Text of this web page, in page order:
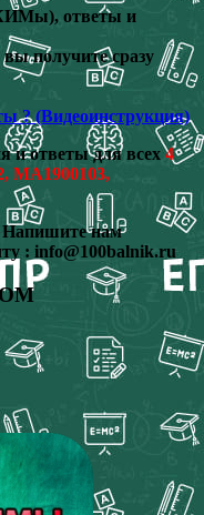
ответы и
вы получите сразу
? (Видеоинструкция)
и ответы для всех4
МА1900103,
Напишите нам
: info@100balnik.ru